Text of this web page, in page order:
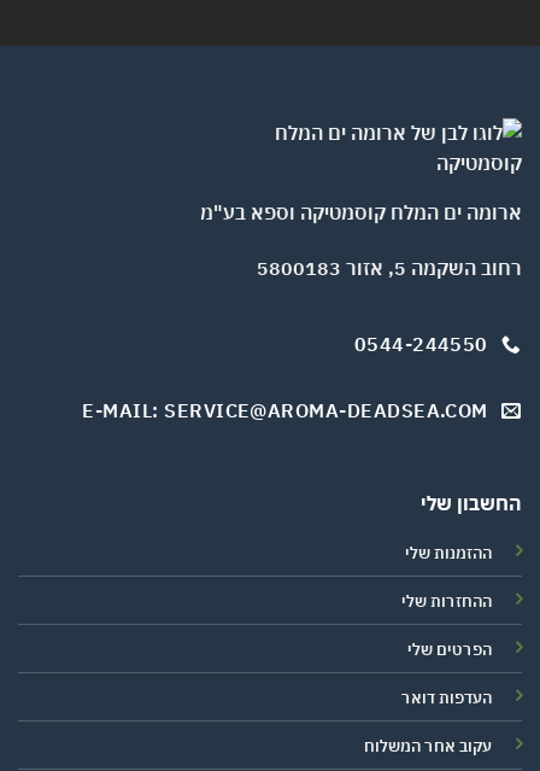
ארומה ים המלח קוסמטיקה וספא בע"מ
רחוב השקמה 5, אזור 5800183
0544-244550
E-MAIL: SERVICE@AROMA-DEADSEA.COM
החשבון שלי
ההזמנות שלי
ההחזרות שלי
הפרטים שלי
העדפות דואר
עקוב אחר המשלוח